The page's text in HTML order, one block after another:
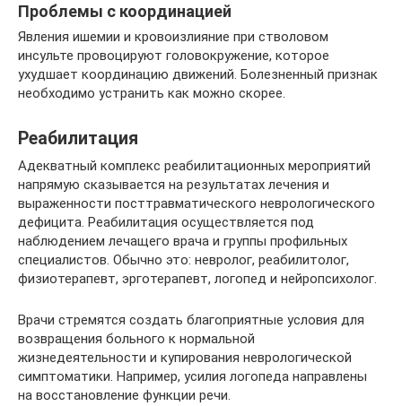
Проблемы с координацией
Явления ишемии и кровоизлияние при стволовом
инсульте провоцируют головокружение, которое
ухудшает координацию движений. Болезненный признак
необходимо устранить как можно скорее.
Реабилитация
Адекватный комплекс реабилитационных мероприятий
напрямую сказывается на результатах лечения и
выраженности посттравматического неврологического
дефицита. Реабилитация осуществляется под
наблюдением лечащего врача и группы профильных
специалистов. Обычно это: невролог, реабилитолог,
физиотерапевт, эрготерапевт, логопед и нейропсихолог.
Врачи стремятся создать благоприятные условия для
возвращения больного к нормальной
жизнедеятельности и купирования неврологической
симптоматики. Например, усилия логопеда направлены
на восстановление функции речи.